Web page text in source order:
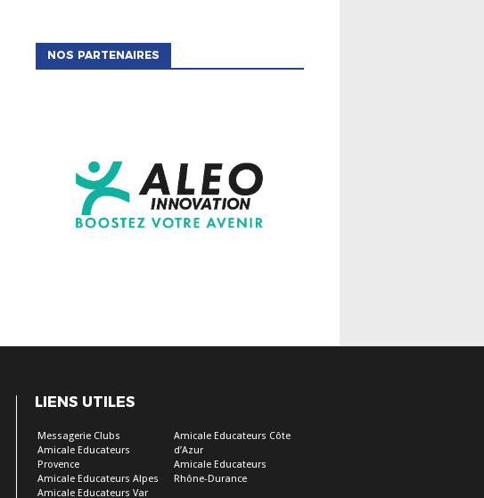
NOS PARTENAIRES
LIENS UTILES
Messagerie Clubs
Amicale Educateurs
Provence
Amicale Educateurs Alpes
Amicale Educateurs Var
Amicale Educateurs Côte
d’Azur
Amicale Educateurs
Rhône-Durance